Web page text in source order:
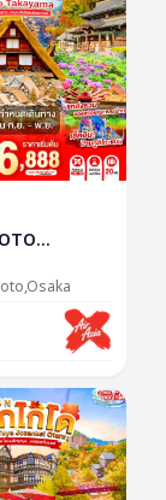
3N BY XJ
-- ซุป
วะ ละมุน คันไซ